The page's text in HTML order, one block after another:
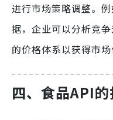
进行市场策略调整。
据，企业可以分析竞
的价格体系以获得市场
四、食品API